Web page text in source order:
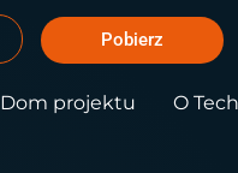
Pobierz
Dom projektu O